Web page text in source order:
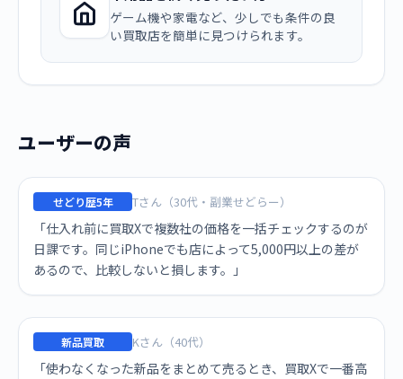
ゲーム機や家電など、少しでも条件の良
い買取店を簡単に見つけられます。
ユーザーの声
せどり歴5年 Tさん（30代・副業せどらー）
「仕入れ前に買取Xで複数社の価格を一括チェックするのが
日課です。同じiPhoneでも店によって5,000円以上の差が
あるので、比較しないと損します。」
新品買取 Kさん（40代）
「使わなくなった新品をまとめて売るとき、買取Xで一番高